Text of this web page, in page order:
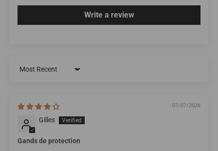
Write a review
Sort by
07/07/2026
Gilles
Gands de protection